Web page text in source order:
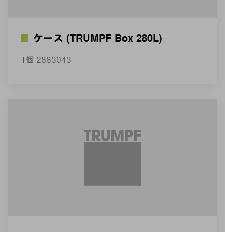
ケース (TRUMPF Box 280L)
1個 2883043